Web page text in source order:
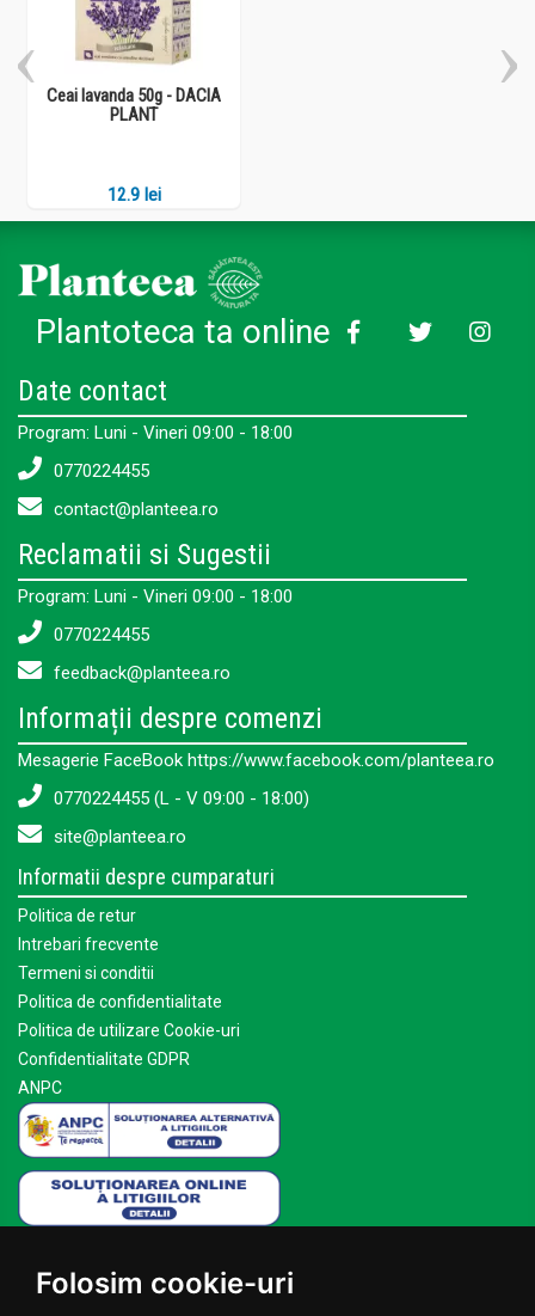
Folosim cookie-uri
Ceai lavanda 50g - DACIA
PLANT
12.9 lei
Plantoteca ta online
Date contact
Program: Luni - Vineri 09:00 - 18:00
0770224455
contact@planteea.ro
Reclamatii si Sugestii
Program: Luni - Vineri 09:00 - 18:00
0770224455
feedback@planteea.ro
Informații despre comenzi
Mesagerie FaceBook https://www.facebook.com/planteea.ro
0770224455 (L - V 09:00 - 18:00)
site@planteea.ro
Informatii despre cumparaturi
Politica de retur
Intrebari frecvente
Termeni si conditii
Politica de confidentialitate
Politica de utilizare Cookie-uri
Confidentialitate GDPR
ANPC
Acasa